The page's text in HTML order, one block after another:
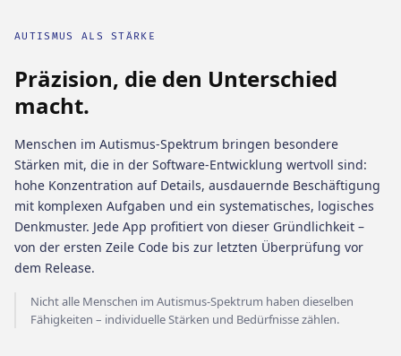
AUTISMUS ALS STÄRKE
Präzision, die den Unterschied
macht.
Menschen im Autismus-Spektrum bringen besondere
Stärken mit, die in der Software-Entwicklung wertvoll sind:
hohe Konzentration auf Details, ausdauernde Beschäftigung
mit komplexen Aufgaben und ein systematisches, logisches
Denkmuster. Jede App profitiert von dieser Gründlichkeit –
von der ersten Zeile Code bis zur letzten Überprüfung vor
dem Release.
Nicht alle Menschen im Autismus-Spektrum haben dieselben
Fähigkeiten – individuelle Stärken und Bedürfnisse zählen.